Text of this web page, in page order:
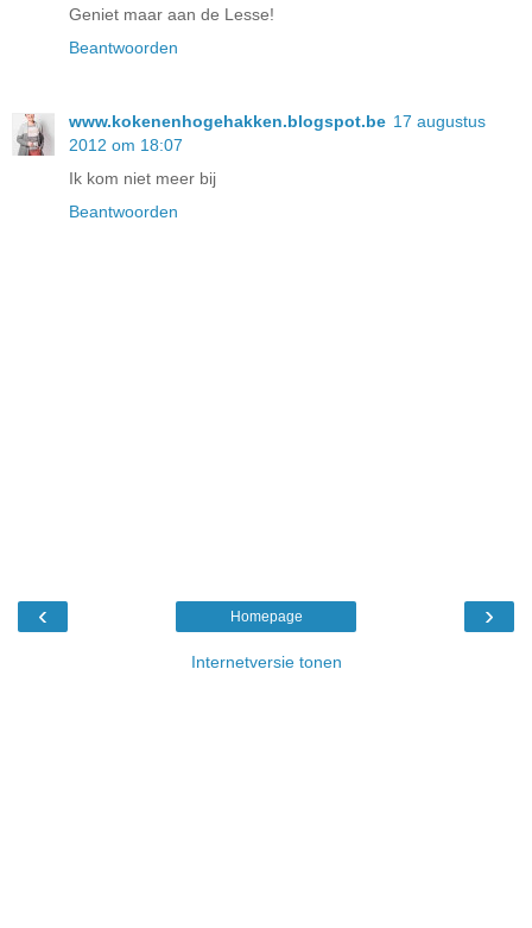
Geniet maar aan de Lesse!
Beantwoorden
www.kokenenhogehakken.blogspot.be 17 augustus
2012 om 18:07
Ik kom niet meer bij
Beantwoorden
‹ ›
Homepage
Internetversie tonen